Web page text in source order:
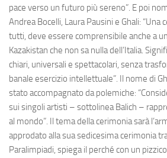
pace verso un futuro più sereno”. E poi
Andrea Bocelli, Laura Pausini e Ghali: “Una
tutti, deve essere comprensibile anche a
Kazakistan che non sa nulla dell’Italia.
chiari, universali e spettacolari, senza
banale esercizio intellettuale”. Il nome di
stato accompagnato da polemiche:
sui singoli artisti – sottolinea Balich –
al mondo”. Il tema della cerimonia sarà
approdato alla sua sedicesima cerimonia
Paralimpiadi, spiega il perché con un